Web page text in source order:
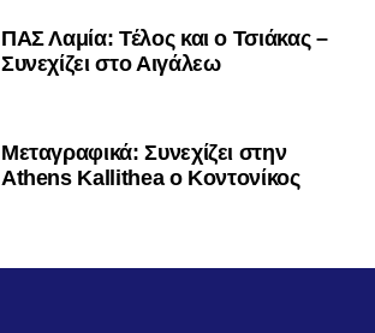
ΠΑΣ Λαμία: Τέλος και ο Τσιάκας –
Συνεχίζει στο Αιγάλεω
Mεταγραφικά: Συνεχίζει στην
Athens Kallithea ο Κοντονίκος